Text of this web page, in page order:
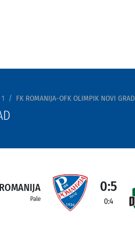
FK ROMANIJA-OFK OLIMPIK NOVI GRAD
Pale
0:5
0:4